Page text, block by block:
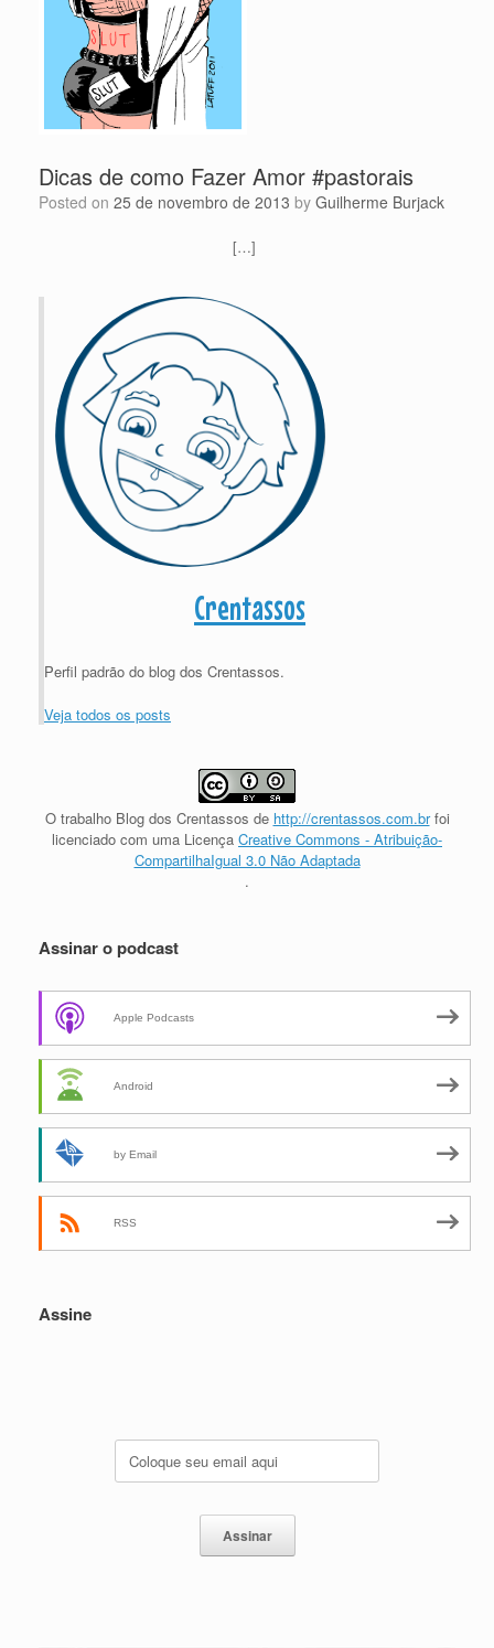
Dicas de como Fazer Amor #pastorais
Posted on 25 de novembro de 2013 by Guilherme Burjack
[…]
Crentassos
Perfil padrão do blog dos Crentassos.
Veja todos os posts
O trabalho Blog dos Crentassos de http://crentassos.com.brfoi
licenciado com uma Licença Creative Commons - Atribuição-
CompartilhaIgual 3.0 Não Adaptada
.
Assinar o podcast
Apple Podcasts
Android
by Email
RSS
Assine